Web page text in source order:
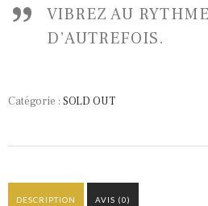
VIBREZ AU
D’AUTREFOIS.
Catégorie : SOLD OUT
DESCRIPTION AVIS (0)